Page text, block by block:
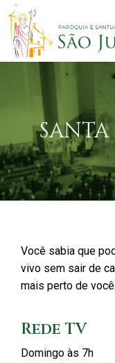
Você sabia que
vivo sem sair de
mais perto de
Rede TV
Domingo às 7h